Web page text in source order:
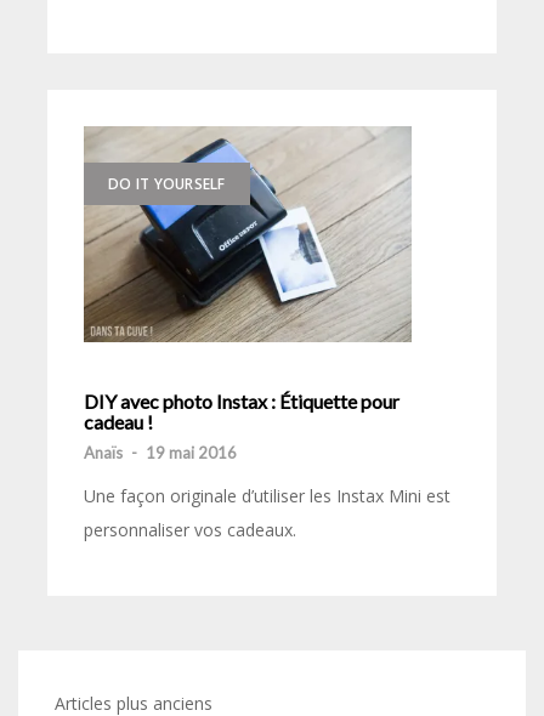
DO IT YOURSELF
DIY avec photo Instax : Étiquette pour
cadeau !
Anaïs - 19 mai 2016
Une façon originale d’utiliser les Instax Mini est
personnaliser vos cadeaux.
Navigation
Articles plus anciens